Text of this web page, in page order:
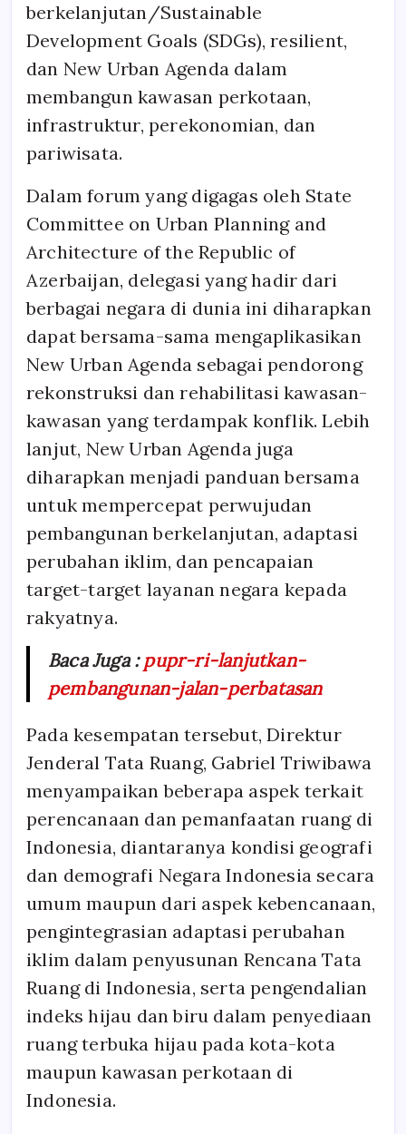
berkelanjutan/Sustainable
Development Goals (SDGs), resilient,
dan New Urban Agenda dalam
membangun kawasan perkotaan,
infrastruktur, perekonomian, dan
pariwisata.
Dalam forum yang digagas oleh State
Committee on Urban Planning and
Architecture of the Republic of
Azerbaijan, delegasi yang hadir dari
berbagai negara di dunia ini diharapkan
dapat bersama-sama mengaplikasikan
New Urban Agenda sebagai pendorong
rekonstruksi dan rehabilitasi kawasan-
kawasan yang terdampak konflik. Lebih
lanjut, New Urban Agenda juga
diharapkan menjadi panduan bersama
untuk mempercepat perwujudan
pembangunan berkelanjutan, adaptasi
perubahan iklim, dan pencapaian
target-target layanan negara kepada
rakyatnya.
Baca Juga :pupr-ri-lanjutkan-
pembangunan-jalan-perbatasan
Pada kesempatan tersebut, Direktur
Jenderal Tata Ruang, Gabriel Triwibawa
menyampaikan beberapa aspek terkait
perencanaan dan pemanfaatan ruang di
Indonesia, diantaranya kondisi geografi
dan demografi Negara Indonesia secara
umum maupun dari aspek kebencanaan,
pengintegrasian adaptasi perubahan
iklim dalam penyusunan Rencana Tata
Ruang di Indonesia, serta pengendalian
indeks hijau dan biru dalam penyediaan
ruang terbuka hijau pada kota-kota
maupun kawasan perkotaan di
Indonesia.